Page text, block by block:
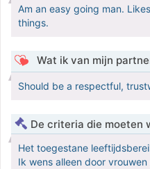
Am an easy going man.
things.
Wat ik van mijn
Should be a respectful,
De criteria die moeten
Het toegestane
Ik wens alleen door